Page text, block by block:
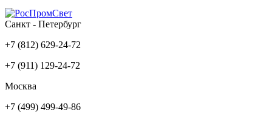
Санкт - Петербург
+7 (812) 629-24-72
+7 (911) 129-24-72
Москва
+7 (499) 499-49-86